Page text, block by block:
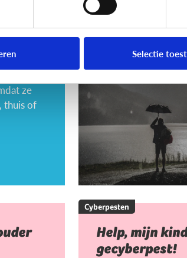
Selectie
ze
thuis of
Cyberpesten
Hoe kan ik
dat mijn kind
wordt?
Cyberpesten
Help, mijn
gecyberpest!